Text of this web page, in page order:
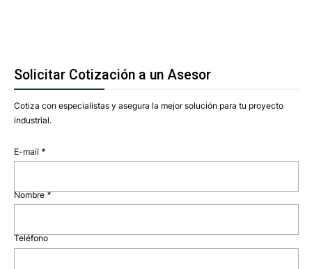
Solicitar Cotización a un Asesor
Cotiza con especialistas y asegura la mejor solución para tu proyecto
industrial.
E-mail *
Nombre *
Teléfono